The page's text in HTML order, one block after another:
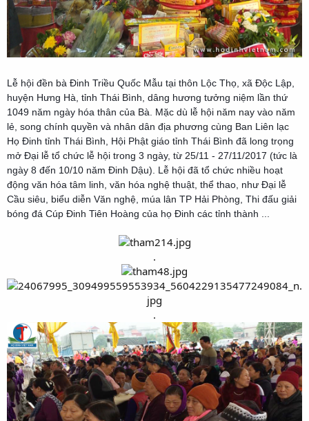
Lễ hội đền bà Đinh Triều Quốc Mẫu tại thôn Lộc Thọ, xã Độc Lập,
huyện Hưng Hà, tỉnh Thái Bình, dâng hương tưởng niệm lần thứ
1049 năm ngày hóa thân của Bà. Mặc dù lễ hội năm nay vào năm
lẻ, song chính quyền và nhân dân địa phương cùng Ban Liên lạc
Họ Đinh tỉnh Thái Bình, Hội Phật giáo tỉnh Thái Bình đã long trọng
mở Đại lễ tổ chức lễ hội trong 3 ngày, từ 25/11 - 27/11/2017 (tức là
ngày 8 đến 10/10 năm Đinh Dậu). Lễ hội đã tổ chức nhiều hoạt
động văn hóa tâm linh, văn hóa nghệ thuật, thể thao, như Đại lễ
Cầu siêu, biểu diễn Văn nghệ, múa lân TP Hải Phòng, Thi đấu giải
bóng đá Cúp Đinh Tiên Hoàng của họ Đinh các tỉnh thành ...
.​
.​